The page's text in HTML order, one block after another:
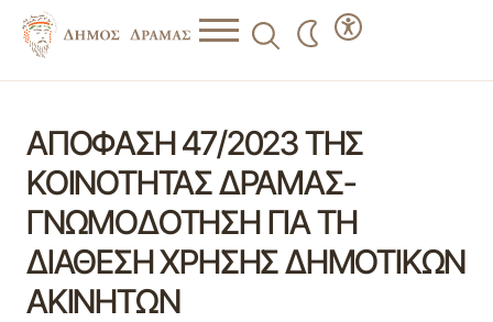
ΑΠΟΦΑΣΗ 47/2023 ΤΗΣ
ΚΟΙΝΟΤΗΤΑΣ ΔΡΑΜΑΣ-
ΓΝΩΜΟΔΟΤΗΣΗ ΓΙΑ ΤΗ
ΔΙΑΘΕΣΗ ΧΡΗΣΗΣ ΔΗΜΟΤΙΚΩΝ
ΑΚΙΝΗΤΩΝ